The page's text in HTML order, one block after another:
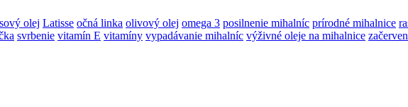
olej Latisse očná linka olivový olej omega 3 posilnenie mihalníc prírodné mihalnice
svrbenie vitamín E vitamíny vypadávanie mihalníc výživné oleje na mihalnice